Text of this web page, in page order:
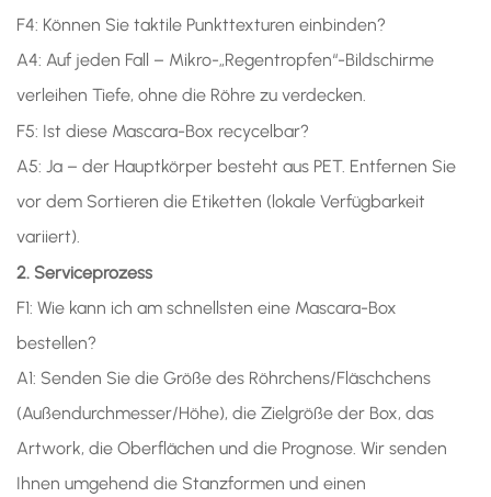
F4: Können Sie taktile Punkttexturen einbinden?
A4: Auf jeden Fall – Mikro-„Regentropfen“-Bildschirme
verleihen Tiefe, ohne die Röhre zu verdecken.
F5: Ist diese Mascara-Box recycelbar?
A5: Ja – der Hauptkörper besteht aus PET. Entfernen Sie
vor dem Sortieren die Etiketten (lokale Verfügbarkeit
variiert).
2. Serviceprozess
F1: Wie kann ich am schnellsten eine Mascara-Box
bestellen?
A1: Senden Sie die Größe des Röhrchens/Fläschchens
(Außendurchmesser/Höhe), die Zielgröße der Box, das
Artwork, die Oberflächen und die Prognose. Wir senden
Ihnen umgehend die Stanzformen und einen